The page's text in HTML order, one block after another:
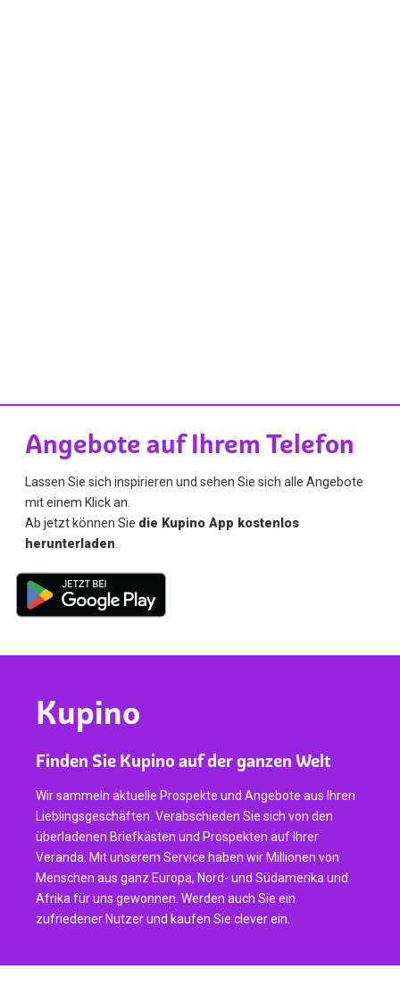
Angebote auf Ihrem Telefon
Lassen Sie sich inspirieren und sehen Sie sich alle Angebote
mit einem Klick an.
Ab jetzt können Sie die Kupino App kostenlos
herunterladen.
Kupino
Finden Sie Kupino auf der ganzen Welt
Wir sammeln aktuelle Prospekte und Angebote aus Ihren
Lieblingsgeschäften. Verabschieden Sie sich von den
überladenen Briefkästen und Prospekten auf Ihrer
Veranda. Mit unserem Service haben wir Millionen von
Menschen aus ganz Europa, Nord- und Südamerika und
Afrika für uns gewonnen. Werden auch Sie ein
zufriedener Nutzer und kaufen Sie clever ein.